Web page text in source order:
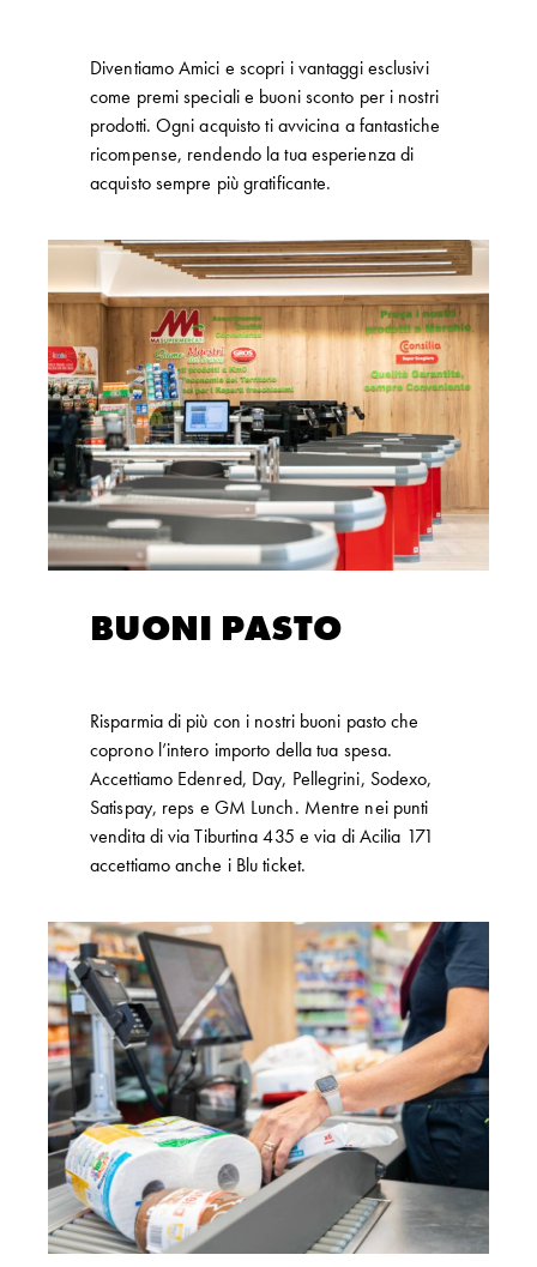
Diventiamo Amici e scopri i vantaggi esclusivi
come premi speciali e buoni sconto per i nostri
prodotti. Ogni acquisto ti avvicina a fantastiche
ricompense, rendendo la tua esperienza di
acquisto sempre più gratificante.
BUONI PASTO
Risparmia di più con i nostri buoni pasto che
coprono l’intero importo della tua spesa.
Accettiamo Edenred, Day, Pellegrini, Sodexo,
Satispay, reps e GM Lunch. Mentre nei punti
vendita di via Tiburtina 435 e via di Acilia 171
accettiamo anche i Blu ticket.